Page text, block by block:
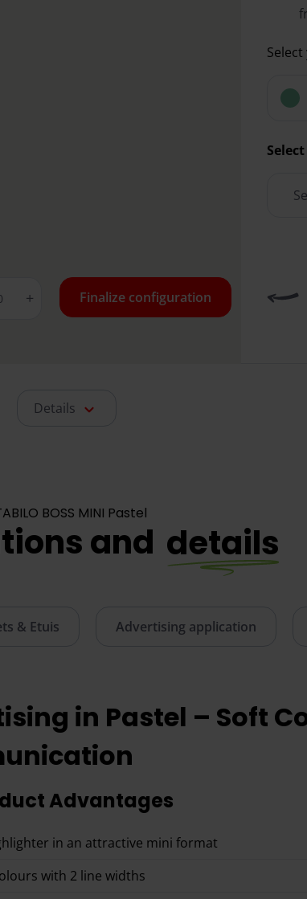
+ Finalize configuration
Details
BOSS MINI Pastel
and details
& Etuis Advertising application
in Pastel – Soft
Advantages
in an attractive mini format
with 2 line widths